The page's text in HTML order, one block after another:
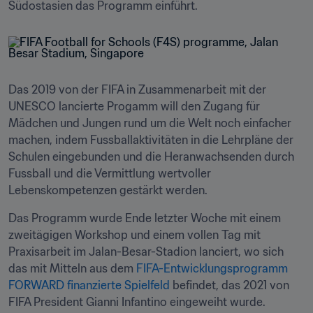
Südostasien das Programm einführt.
Das 2019 von der FIFA in Zusammenarbeit mit der
UNESCO lancierte Progamm will den Zugang für
Mädchen und Jungen rund um die Welt noch einfacher
machen, indem Fussballaktivitäten in die Lehrpläne der
Schulen eingebunden und die Heranwachsenden durch
Fussball und die Vermittlung wertvoller
Lebenskompetenzen gestärkt werden.
Das Programm wurde Ende letzter Woche mit einem
zweitägigen Workshop und einem vollen Tag mit
Praxisarbeit im Jalan-Besar-Stadion lanciert, wo sich
das mit Mitteln aus dem FIFA-Entwicklungsprogramm
FORWARD finanzierte Spielfeld befindet, das 2021 von
FIFA President Gianni Infantino eingeweiht wurde.